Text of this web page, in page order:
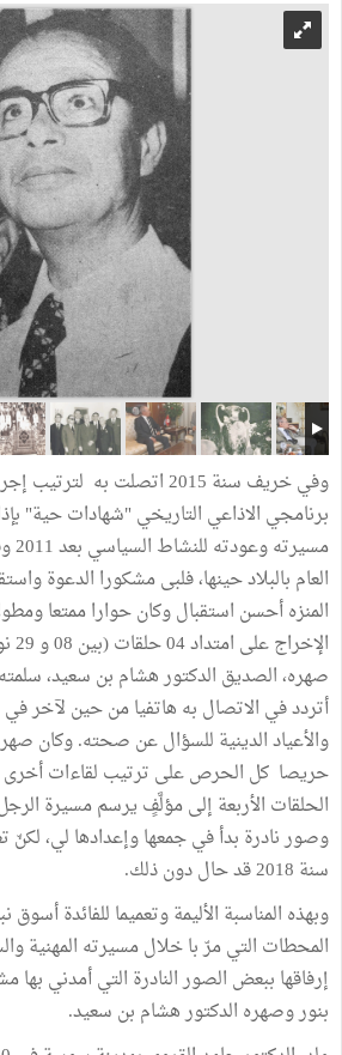
وفي خريف سنة 2015 اتصلت به
برنامجي الاذاعي التاريخي "شهادات حية"
العام بالبلاد حينها، فلبى مشكورا الدعوة
المنزه أحسن استقبال وكان حوارا ممتعا
صهره، الصديق الدكتور هشام بن سعيد،
أتردد في الاتصال به هاتفيا من حين لآخر في
والأعياد الدينية للسؤال عن صحته. وكان
حريصا كل الحرص على ترتيب لقاءات أخرى
الحلقات الأربعة إلى مؤلَّفٍ يرسم مسيرة
وصور نادرة بدأ في جمعها وإعدادها لي،
سنة 2018 قد حال دون ذلك.
وبهذه المناسبة الأليمة وتعميما للفائدة
المحطات التي مرّ با خلال مسيرته المهنية
إرفاقها ببعض الصور النادرة التي أمدني
بنور وصهره الدكتور هشام بن سعيد.